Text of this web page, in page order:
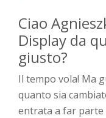
Ciao
Display da
giusto?
Il tempo vola! Ma
quanto sia
entrata a far parte